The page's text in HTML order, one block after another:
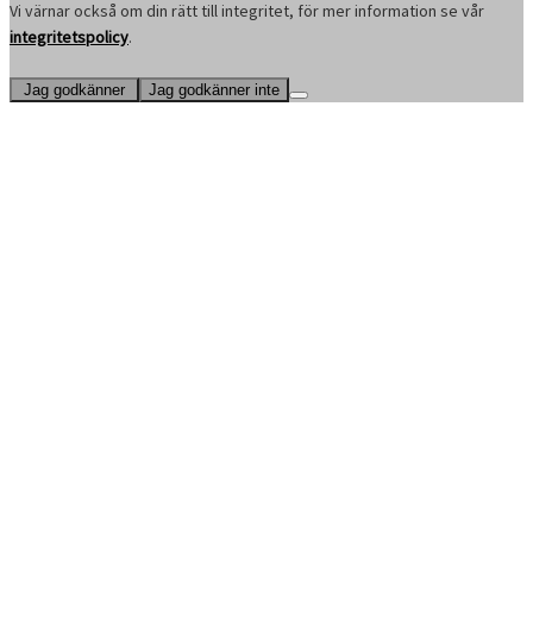
Vi värnar också om din rätt till integritet, för mer information se vår
integritetspolicy.
Jag godkänner Jag godkänner inte